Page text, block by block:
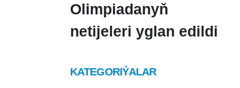
Olimpiadanyň
netijeleri yglan edildi
KATEGORIÝALAR